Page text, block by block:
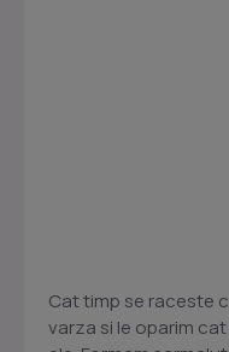
Cat timp se raceste
varza si le oparim